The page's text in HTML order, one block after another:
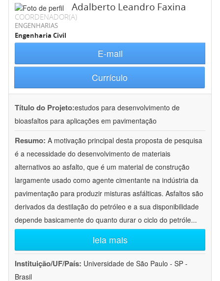
Adalberto Leandro Faxina
COORDENADOR(A)
ENGENHARIAS
Engenharia Civil
E-mail
Currículo
Título do Projeto:estudos para desenvolvimento de
bioasfaltos para aplicações em pavimentação
Resumo: A motivação principal desta proposta de pesquisa
é a necessidade do desenvolvimento de materiais
alternativos ao asfalto, que é um material de construção
largamente usado como agente cimentante na indústria da
pavimentação para produzir misturas asfálticas. Asfaltos são
derivados da destilação do petróleo e a sua disponibilidade
depende basicamente do quanto durar o ciclo do petróle...
leia mais
Instituição/UF/País: Universidade de São Paulo - SP -
Brasil